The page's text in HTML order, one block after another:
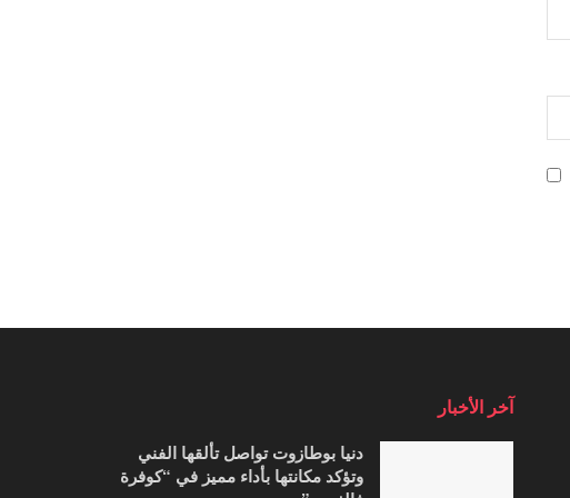
آخر الأخبار
دنيا بوطازوت تواصل تألقها الفني
وتؤكد مكانتها بأداء مميز في “كوفرة